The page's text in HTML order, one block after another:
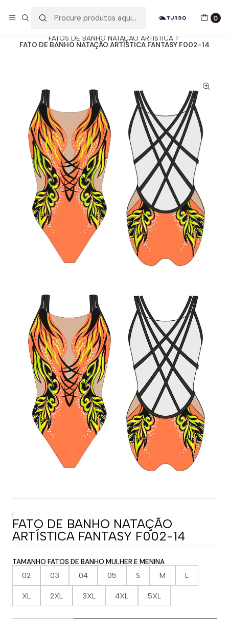
0
FATOS DE BANHO NATAÇÃO ARTÍSTICA
FATO DE BANHO NATAÇÃO ARTÍSTICA FANTASY F002-14
|
FATO DE BANHO NATAÇÃO
ARTÍSTICA FANTASY F002-14
TAMANHO FATOS DE BANHO MULHER E MENINA
02 03 04 05 S M L
XL 2XL 3XL 4XL 5XL